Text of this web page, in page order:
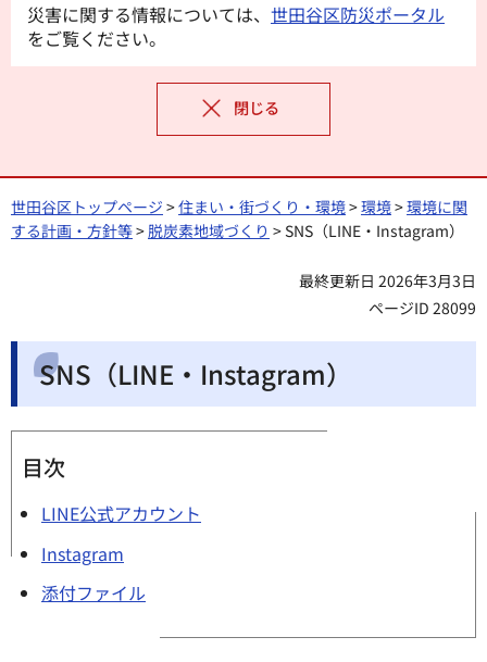
災害に関する情報については、 世田谷区防災ポータル
をご覧ください。
閉じる
世田谷区トップページ >住まい・街づくり・環境>環境>環境に関
する計画・方針等>脱炭素地域づくり > SNS（LINE・Instagram）
最終更新日 2026年3月3日
ページID 28099
SNS（LINE・Instagram）
目次
LINE公式アカウント
Instagram
添付ファイル